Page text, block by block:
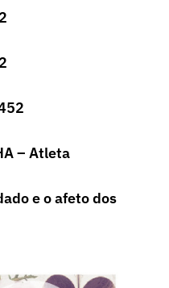
– Atleta
e o afeto dos